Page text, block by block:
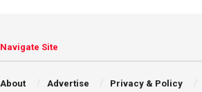
Navigate Site
About Advertise Privacy & Policy